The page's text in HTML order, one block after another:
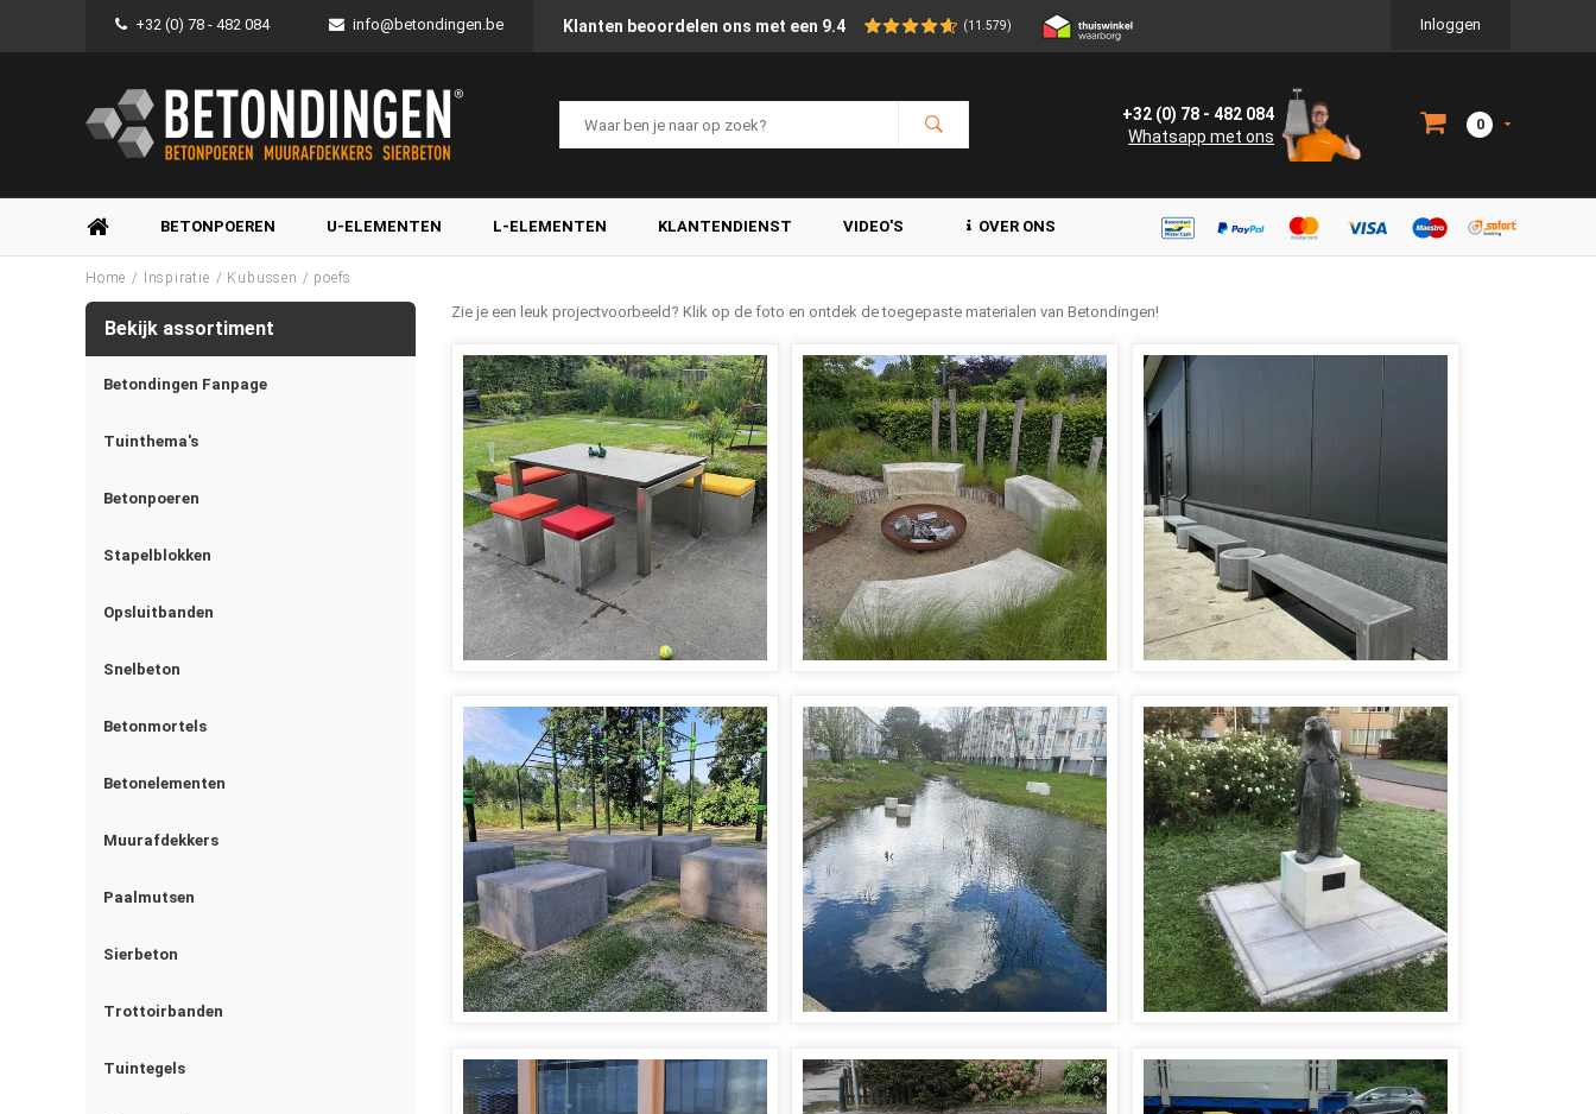
+32 (0) 78 - 482 084 info@betondingen.be Klanten beoordelen ons met een 9.4 (11.579) Inloggen
+32 (0) 78 - 482 084
Whatsapp met ons
0
BETONPOEREN U-ELEMENTEN L-ELEMENTEN KLANTENDIENST VIDEO'S OVER ONS
Home / Inspiratie / Kubussen / poefs
Bekijk assortiment
Betondingen Fanpage
Tuinthema's
Betonpoeren
Stapelblokken
Opsluitbanden
Snelbeton
Betonmortels
Betonelementen
Muurafdekkers
Paalmutsen
Sierbeton
Trottoirbanden
Tuintegels
Zie je een leuk projectvoorbeeld? Klik op de foto en ontdek de toegepaste materialen van Betondingen!